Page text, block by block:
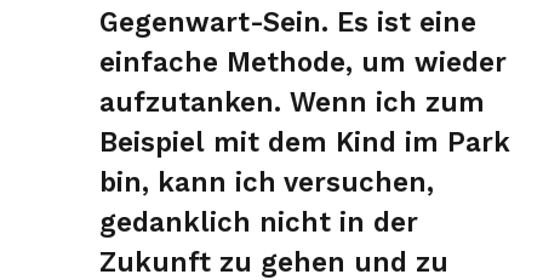
Gegenwart-Sein. Es ist eine
einfache Methode, um wieder
aufzutanken. Wenn ich zum
Beispiel mit dem Kind im Park
bin, kann ich versuchen,
gedanklich nicht in der
Zukunft zu gehen und zu